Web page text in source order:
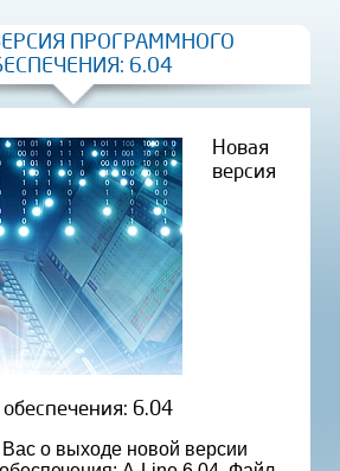
ПРОГРАММНОГО
6.04
Новая
версия
6.04
о выходе новой версии